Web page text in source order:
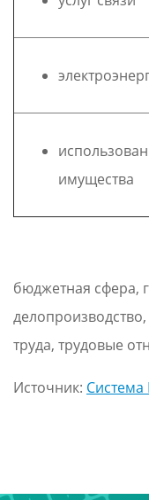
имущества
бюджетная сфера,
труда, трудовые
Источник: